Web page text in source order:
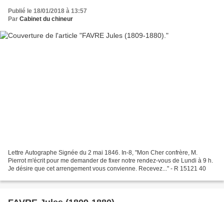
Publié le 18/01/2018 à 13:57
Par Cabinet du chineur
Lettre Autographe Signée du 2 mai 1846. In-8, "Mon Cher confrère, M.
Pierrot m'écrit pour me demander de fixer notre rendez-vous de Lundi à 9 h.
Je désire que cet arrengement vous convienne. Recevez..." - R 15121 40